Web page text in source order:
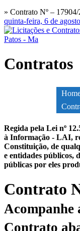
» Contrato Nº –
quinta-feira, 6 de
Contratos
Regida pela Lei nº
à Informação - LAI,
Constituição, de
e entidades públicos,
públicas por eles
Contrato
Acompanhe
Contrato